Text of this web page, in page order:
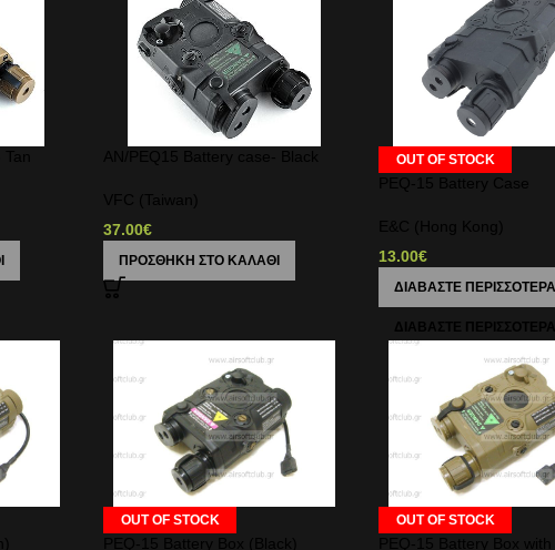
37.00€
ΠΡΟΣΘΉΚΗ ΣΤΟ ΚΑΛΆΘΙ
OUT OF STOCK
13.00€
ΔΙΑΒΆΣΤΕ ΠΕΡΙΣΣΌΤΕΡΑ
OUT OF STOCK OUT OF STOCK